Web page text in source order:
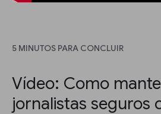
5 MINUTOS PARA CONCLUIR
Vídeo: Como
jornalistas seguros